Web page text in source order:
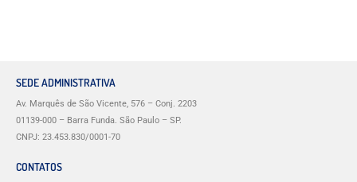
SEDE ADMINISTRATIVA
Av. Marquês de São Vicente, 576 – Conj. 2203
01139-000 – Barra Funda. São Paulo – SP.
CNPJ: 23.453.830/0001-70
CONTATOS